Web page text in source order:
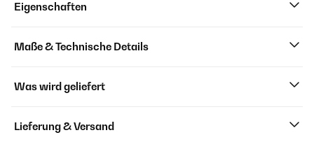
Eigenschaften
Maße & Technische Details
Was wird geliefert
Lieferung & Versand